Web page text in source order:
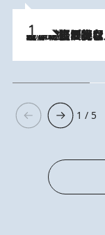
2026.8.5
【なぜ吉沢亮は「気配を消せる」のか？】興行収入208億の『国宝』を経て挑むミュージカル『ディア・エヴァン・ハンセン』。トップ俳優が舞台上でさらけ出した“孤独”とは
1 / 5